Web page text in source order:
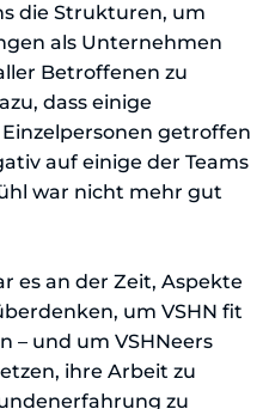
die Strukturen, um
als Unternehmen
Betroffenen zu
dass einige
getroffen
auf einige der Teams
war nicht mehr gut
es an der Zeit, Aspekte
um VSHN fit
– und um VSHNeers
ihre Arbeit zu
zu